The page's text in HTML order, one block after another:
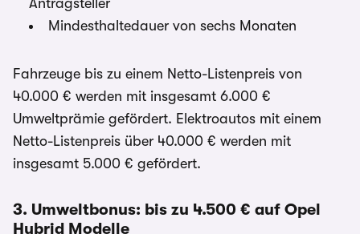
Antragsteller
Mindesthaltedauer von sechs Monaten
Fahrzeuge bis zu einem Netto-Listenpreis von
40.000 € werden mit insgesamt 6.000 €
Umweltprämie gefördert. Elektroautos mit einem
Netto-Listenpreis über 40.000 € werden mit
insgesamt 5.000 € gefördert.
3. Umweltbonus: bis zu 4.500 € auf Opel
Hybrid Modelle